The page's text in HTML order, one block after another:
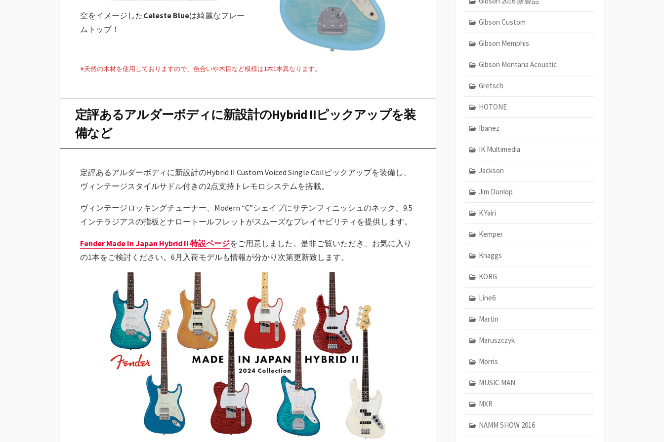
空をイメージしたCeleste Blueは綺麗なフレー
ムトップ！
※天然の木材を使用しておりますので、色合いや木目など模様は1本1本異なります。
定評あるアルダーボディに新設計のHybrid IIピックアップを装
備など
定評あるアルダーボディに新設計のHybrid II Custom Voiced Single Coilピックアップを装備し、
ヴィンテージスタイルサドル付きの2点支持トレモロシステムを搭載。
ヴィンテージロッキングチューナー、Modern “C”シェイプにサテンフィニッシュのネック、9.5
インチラジアスの指板とナロートールフレットがスムーズなプレイヤビリティを提供します。
Fender Made In Japan Hybrid II 特設ページをご用意しました。是非ご覧いただき、お気に入り
の1本をご検討ください。6月入荷モデルも情報が分かり次第更新致します。
Gibson Custom
Gibson Memphis
Gibson Montana Acoustic
Gretsch
HOTONE
Ibanez
IK Multimedia
Jackson
Jim Dunlop
K.Yairi
Kemper
Knaggs
KORG
Line6
Martin
Maruszczyk
Morris
MUSIC MAN
MXR
NAMM SHOW 2016